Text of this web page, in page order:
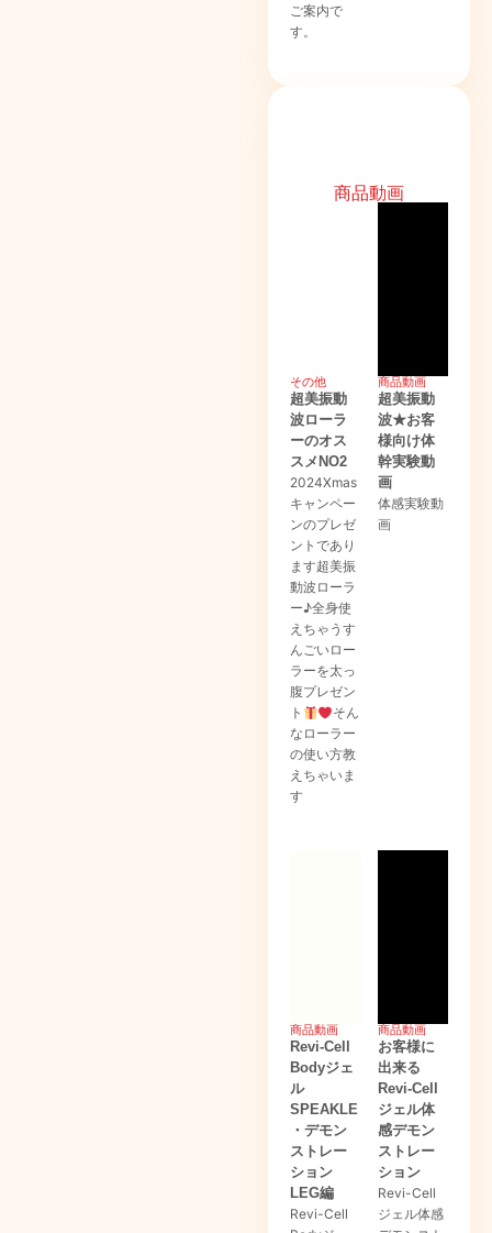
ご案内で
す。
商品動画
その他
超美振動
波ローラ
ーのオス
スメNO2
2024Xmas
キャンペー
ンのプレゼ
ントであり
ます超美振
動波ローラ
ー♪全身使
えちゃうす
んごいロー
ラーを太っ
腹プレゼン
ト
そん
なローラー
の使い方教
えちゃいま
す
商品動画
超美振動
波★お客
様向け体
幹実験動
画
体感実験動
画
商品動画
Revi-Cell
Bodyジェ
ル
SPEAKLE
・デモン
ストレー
ション
LEG編
Revi-Cell
商品動画
お客様に
出来る
Revi-Cell
ジェル体
感デモン
ストレー
ション
Revi-Cell
ジェル体感